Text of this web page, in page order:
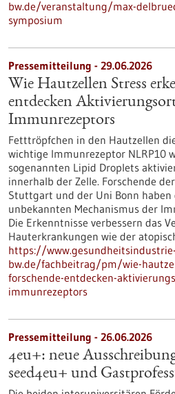
bw.de/veranstaltung/max-
symposium
Pressemitteilung - 29.06.2026
Wie Hautzellen Stress
entdecken
Immunrezeptors
Fetttröpfchen in den Hautzellen
wichtige Immunrezeptor NLRP10
sogenannten Lipid Droplets
innerhalb der Zelle. Forschende
Stuttgart und der Uni Bonn
unbekannten Mechanismus der
Die Erkenntnisse verbessern das
Hauterkrankungen wie der
https://www.gesundheitsindustrie-
bw.de/fachbeitrag/pm/wie-
forschende-entdecken-
immunrezeptors
Pressemitteilung - 26.06.2026
4eu+: neue
seed4eu+ und